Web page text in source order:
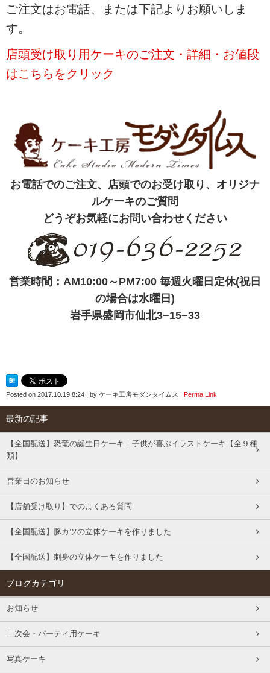
ご注文はお電話、または下記よりお願いしま
す。
店頭受け取り用ケーキのご注文・詳細・お値段
はこちらをクリック
お電話でのご注文、店頭でのお受け取り、オリジナ
ルケーキのご質問
どうぞお気軽にお問い合わせください
営業時間：AM10:00～PM7:00 毎週火曜日定休(祝日
の場合は水曜日)
岩手県盛岡市仙北3−15−33
Posted on 2017.10.19 8:24 | by ケーキ工房モダンタイムス | Perma Link
最新の記事
【全国配送】恐竜の誕生日ケーキ｜子供が喜ぶイラストケーキ【全９種
類】
営業日のお知らせ
【店舗受け取り】でのよくある質問
【全国配送】豚カツの立体ケーキを作りました
【全国配送】刺身の立体ケーキを作りました
ブログカテゴリ
お知らせ
二次会・パーティ用ケーキ
写真ケーキ